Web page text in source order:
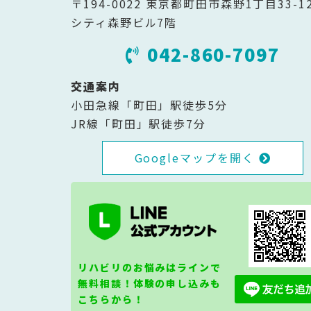
シティ森野ビル7階
042-860-7097
交通案内
小田急線「町田」駅徒歩5分
JR線「町田」駅徒歩7分
Googleマップを開く
リハビリのお悩みはラインで
無料相談！体験の申し込みも
こちらから！